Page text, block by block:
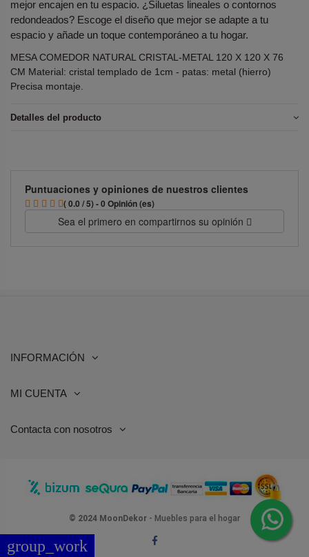
mejor encajen en tu espacio. ¿Siluetas lineales o contornos
redondeados? Escoge el diseño que mejor se adapte a tu
espacio y añade un toque contemporáneo a tu hogar.
MESA COMEDOR NATURAL CRISTAL-METAL 120 X 120 X 76
CM Material: cristal templado de 1cm - patas: metal (hierro)
Precisa montaje.
Detalles del producto
Puntuaciones y opiniones de nuestros clientes
( 0.0 / 5) - 0 Opinión (es)
Sea el primero en compartirnos su opinión
INFORMACIÓN
MI CUENTA
Contacta con nosotros
© 2024 MoonDekor - Muebles para el hogar
group_work